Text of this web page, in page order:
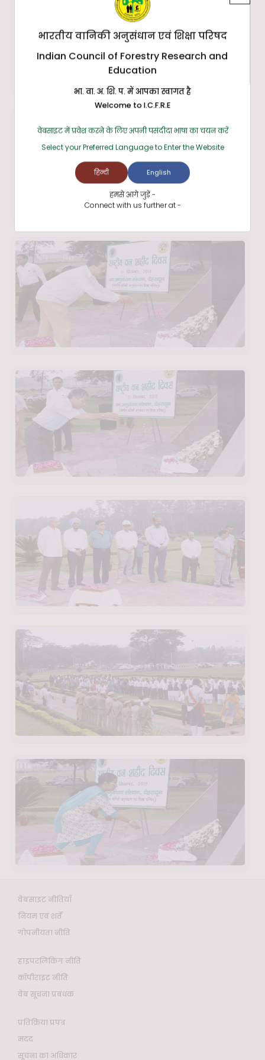
वेबसाइट नीतियाँ
नियम एवं शर्तें
गोपनीयता नीति
हाइपरलिंकिंग नीति
कॉपीराइट नीति
वेब सूचना प्रबंधक
प्रतिक्रिया प्रपत्र
मदद
सूचना का अधिकार
भारतीय वानिकी अनुसंधान एवं शिक्षा परिषद
Indian Council of Forestry Research and
Education
भा. वा. अ. शि. प. में आपका स्वागत है
Welcome to I.C.F.R.E
वेबसाइट में प्रवेश करने के लिए अपनी पसंदीदा भाषा का चयन करें
Select your Preferred Language to Enter the Website
हिन्दी English
हमसे आगे जुड़ें -
Connect with us further at -